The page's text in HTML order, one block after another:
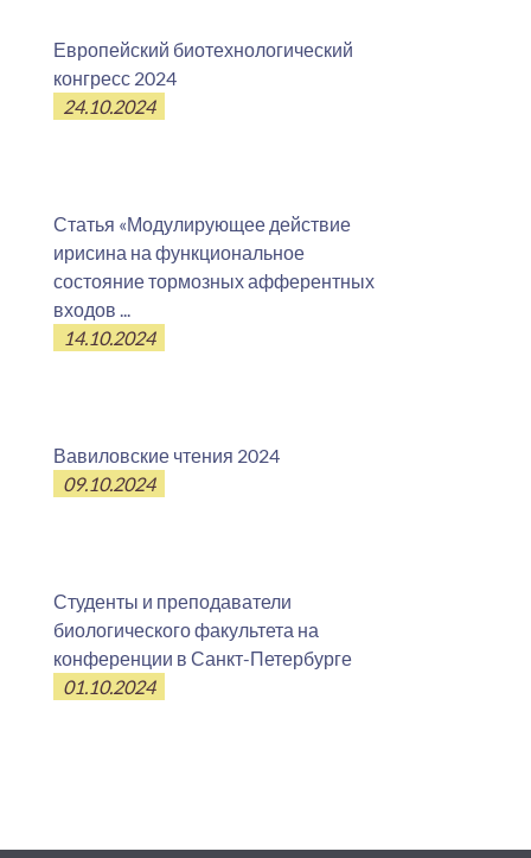
Европейский биотехнологический
конгресс 2024
24.10.2024
Статья «Модулирующее действие
ирисина на функциональное
состояние тормозных афферентных
входов ...
14.10.2024
Вавиловские чтения 2024
09.10.2024
Студенты и преподаватели
биологического факультета на
конференции в Санкт-Петербурге
01.10.2024